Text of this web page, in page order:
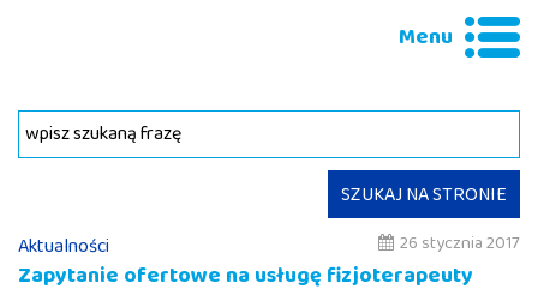
Menu
Wyszukiwana fraza
SZUKAJ NA STRONIE
Aktualności
26 stycznia 2017
Zapytanie ofertowe na usługę fizjoterapeuty